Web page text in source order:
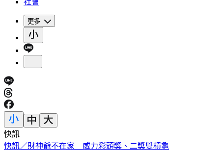
社會
更多
快訊
中國出入境新規將上路 陸委會曝「這類人」最危險